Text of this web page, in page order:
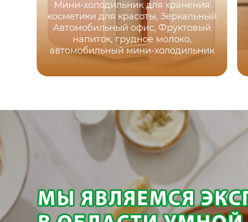
Мини-холодильник для хранения
косметики для красоты, Зеркальный
Автомобильный офис, Фруктовый
напиток, грудное молоко,
автомобильный мини-холодильник